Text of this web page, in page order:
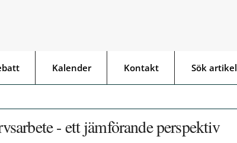
Kalender Kontakt Sök artikel
- ett jämförande perspektiv